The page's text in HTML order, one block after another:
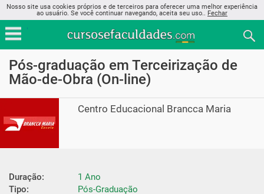
Nosso site usa cookies próprios e de terceiros para oferecer uma melhor experiência
ao usuário. Se você continuar navegando, aceita seu uso.. Fechar
Pós-graduação em Terceirização de
Mão-de-Obra (On-line)
Centro Educacional Brancca Maria
Duração:
1 Ano
Tipo:
Pós-Graduação